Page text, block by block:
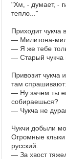
"Хм, - думает, -
тепло..."
Приходит чукча
— Милитона-
— Я же тебе
— Старый чукча
Привозит чукча
там спрашивают:
— Ну зачем ты
собираешься?
— Чукча не
Чукчи добыли
Огромные
русский:
— За хвост